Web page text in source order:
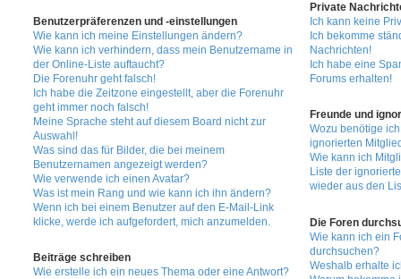
Benutzerpräferenzen und -einstellungen
Wie kann ich meine Einstellungen ändern?
Wie kann ich verhindern, dass mein Benutzername in
der Online-Liste auftaucht?
Die Forenuhr geht falsch!
Ich habe die Zeitzone eingestellt, aber die Forenuhr
geht immer noch falsch!
Meine Sprache steht auf diesem Board nicht zur
Auswahl!
Was sind das für Bilder, die bei meinem
Benutzernamen angezeigt werden?
Wie verwende ich einen Avatar?
Was ist mein Rang und wie kann ich ihn ändern?
Wenn ich bei einem Benutzer auf den E-Mail-Link
klicke, werde ich aufgefordert, mich anzumelden.
Beiträge schreiben
Wie erstelle ich ein neues Thema oder eine Antwort?
Private
Ich kann keine
Ich bekomme
Nachrichten!
Ich habe eine
Forums erhalten!
Freunde und
Wozu benötige
ignorierten
Wie kann ich
Liste der
wieder aus den
Die Foren
Wie kann ich ein
durchsuchen?
Weshalb erhalte